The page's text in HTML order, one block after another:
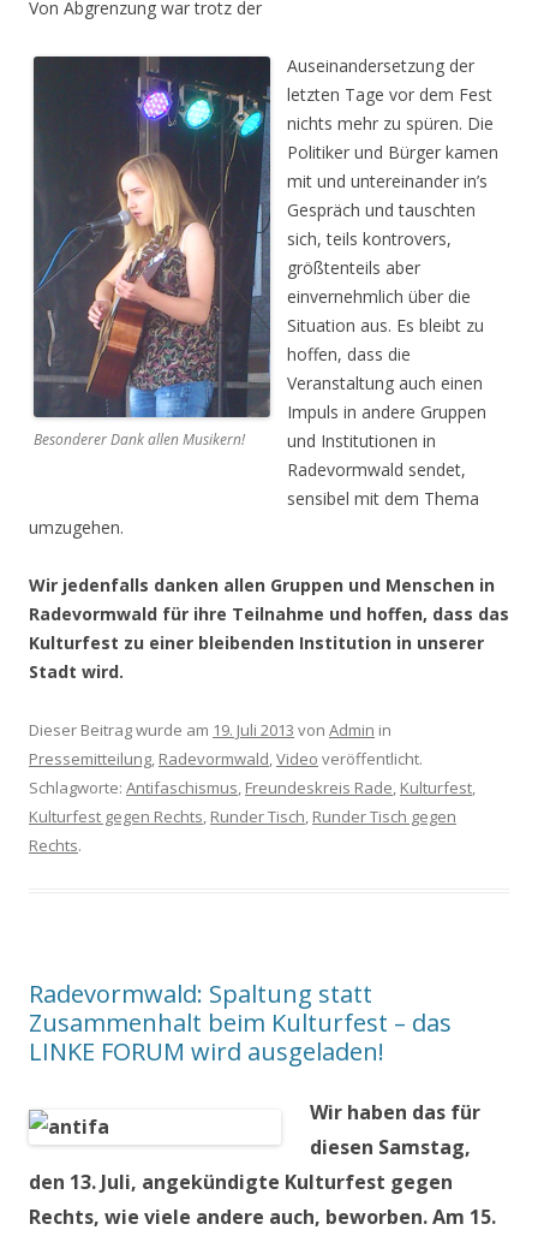
Von Abgrenzung war trotz der
Besonderer Dank allen Musikern!
Auseinandersetzung der
letzten Tage vor dem Fest
nichts mehr zu spüren. Die
Politiker und Bürger kamen
mit und untereinander in’s
Gespräch und tauschten
sich, teils kontrovers,
größtenteils aber
einvernehmlich über die
Situation aus. Es bleibt zu
hoffen, dass die
Veranstaltung auch einen
Impuls in andere Gruppen
und Institutionen in
Radevormwald sendet,
sensibel mit dem Thema
umzugehen.
Wir jedenfalls danken allen Gruppen und Menschen in
Radevormwald für ihre Teilnahme und hoffen, dass das
Kulturfest zu einer bleibenden Institution in unserer
Stadt wird.
Dieser Beitrag wurde am 19. Juli 2013 von Admin in
Pressemitteilung, Radevormwald,Video veröffentlicht.
Schlagworte: Antifaschismus, Freundeskreis Rade, Kulturfest,
Kulturfest gegen Rechts, Runder Tisch, Runder Tisch gegen
Rechts.
Radevormwald: Spaltung statt
Zusammenhalt beim Kulturfest – das
LINKE FORUM wird ausgeladen!
Wir haben das für
diesen Samstag,
den 13. Juli, angekündigte Kulturfest gegen
Rechts, wie viele andere auch, beworben. Am 15.